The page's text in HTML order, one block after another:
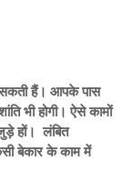
हैं। आपके पास
भी होगी। ऐसे कामों
हों। लंबित
बेकार के काम में